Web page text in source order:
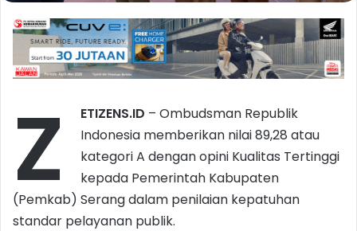
Z ETIZENS.ID – Ombudsman Republik
Indonesia memberikan nilai 89,28 atau
kategori A dengan opini Kualitas Tertinggi
kepada Pemerintah Kabupaten
(Pemkab) Serang dalam penilaian kepatuhan
standar pelayanan publik.